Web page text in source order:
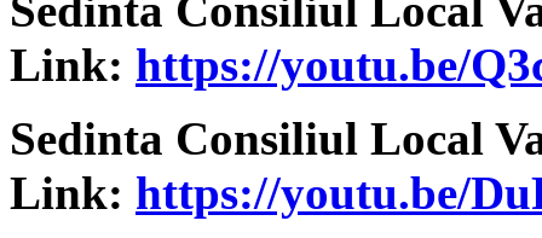
Link: https://youtu.be/
Sedinta Consiliul Local
Link: https://youtu.be/